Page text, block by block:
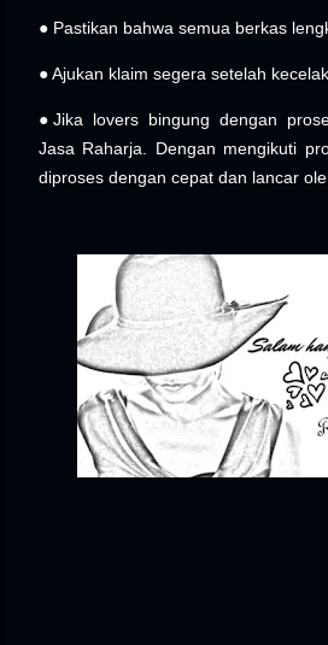
● Pastikan bahwa semua berkas
● Ajukan klaim segera setelah
●Jika lovers bingung dengan
Jasa Raharja. Dengan mengikuti
diproses dengan cepat dan lancar